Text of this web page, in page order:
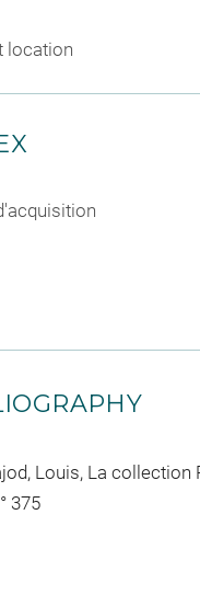
location
Louis, La collection
375